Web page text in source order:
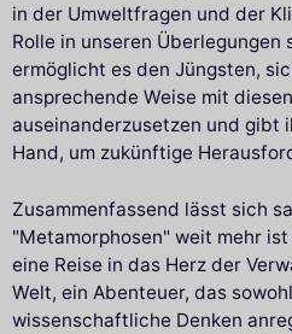
in der Umweltfragen und der
Rolle in unseren Überlegungen
ermöglicht es den Jüngsten,
ansprechende Weise mit
auseinanderzusetzen und gibt
Hand, um zukünftige
Zusammenfassend lässt sich
"Metamorphosen" weit mehr
eine Reise in das Herz der
Welt, ein Abenteuer, das
wissenschaftliche Denken